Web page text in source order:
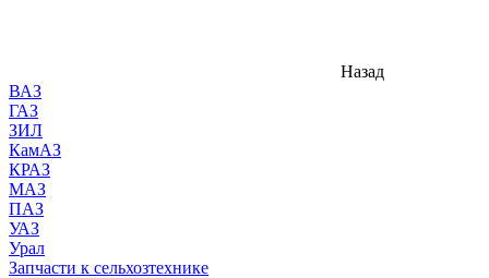
Назад
ВАЗ
ГАЗ
ЗИЛ
КамАЗ
КРАЗ
МАЗ
ПАЗ
УАЗ
Урал
Запчасти к сельхозтехнике